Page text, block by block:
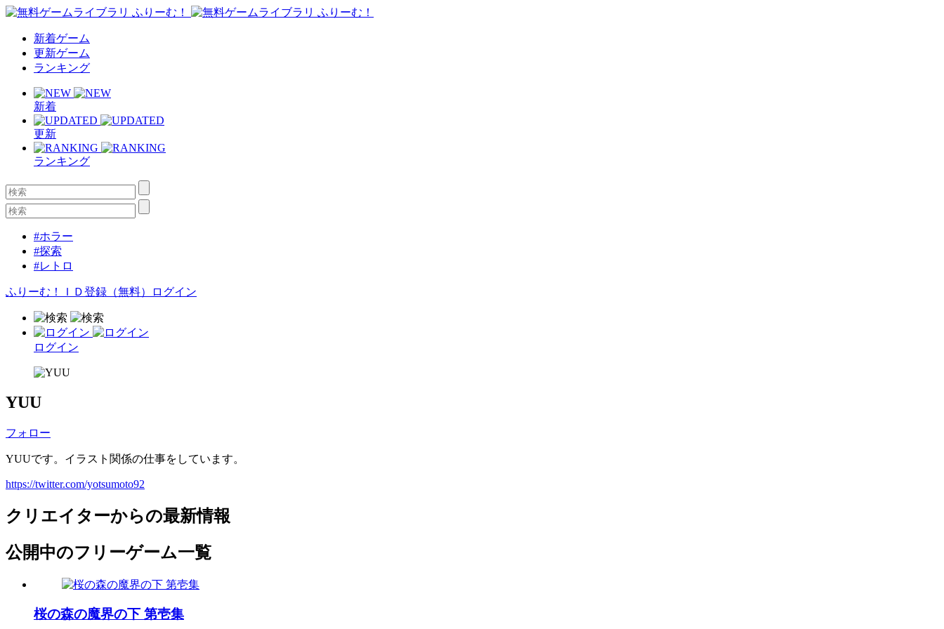
新着ゲーム
更新ゲーム
ランキング
新着
更新
ランキング
#ホラー
#探索
#レトロ
ふりーむ！ＩＤ登録（無料） ログイン
ログイン
YUU
フォロー
YUUです。イラスト関係の仕事をしています。
https://twitter.com/yotsumoto92
クリエイターからの最新情報
公開中のフリーゲーム一覧
桜の森の魔界の下 第壱集